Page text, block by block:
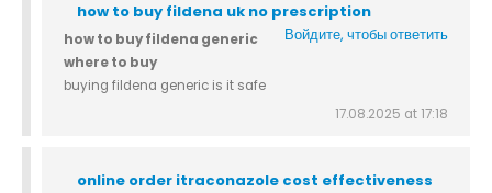
how to buy fildena uk no prescription
Войдите, чтобы ответить
how to buy fildena generic
where to buy
buying fildena generic is it safe
17.08.2025 at 17:18
online order itraconazole cost effectiveness